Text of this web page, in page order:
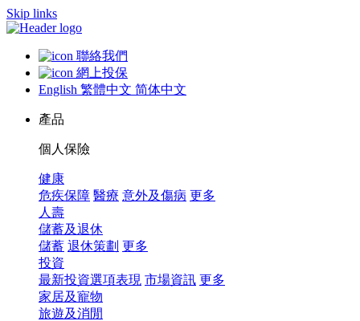
Skip links
聯絡我們
網上投保
English 繁體中文 简体中文
產品
個人保險
健康
危疾保障 醫療 意外及傷病 更多
人壽
儲蓄及退休
儲蓄 退休策劃 更多
投資
最新投資選項表現 市場資訊 更多
家居及寵物
旅遊及消閒